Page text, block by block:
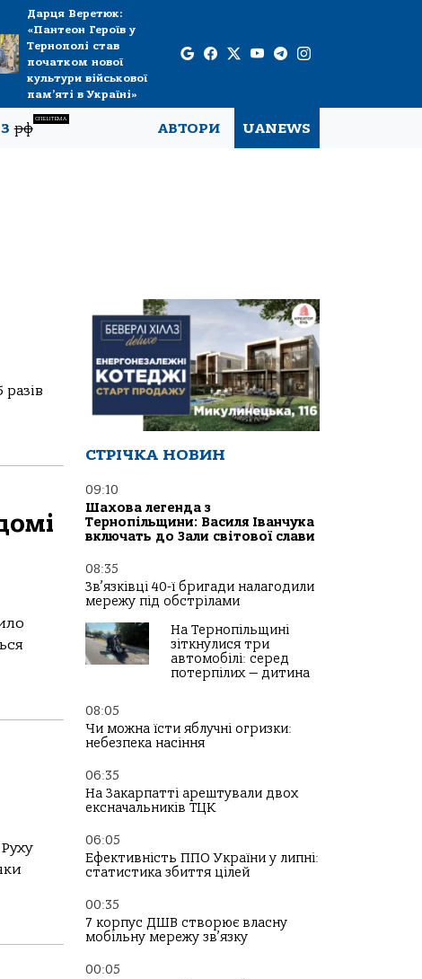
Дарця Веретюк:
«Пантеон Героїв у
Тернополі став
початком нової
культури військової
пам’яті в Україні»
Зрф
СПЕЦТЕМА
АВТОРИ UANEWS
СТРІЧКА НОВИН
09:10
Шахова легенда з
Тернопільщини: Василя Іванчука
включать до Зали світової слави
08:35
Зв’язківці 40-ї бригади налагодили
мережу під обстрілами
На Тернопільщині
зіткнулися три
автомобілі: серед
потерпілих — дитина
08:05
Чи можна їсти яблучні огризки:
небезпека насіння
06:35
На Закарпатті арештували двох
ексначальників ТЦК
06:05
Ефективність ППО України у липні:
статистика збиття цілей
00:35
7 корпус ДШВ створює власну
мобільну мережу зв’язку
00:05